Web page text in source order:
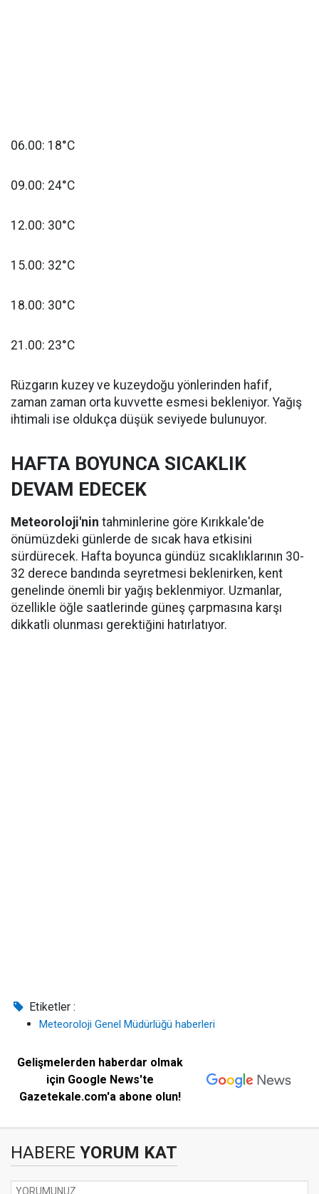
06.00: 18°C
09.00: 24°C
12.00: 30°C
15.00: 32°C
18.00: 30°C
21.00: 23°C
Rüzgarın kuzey ve kuzeydoğu yönlerinden hafif,
zaman zaman orta kuvvette esmesi bekleniyor. Yağış
ihtimali ise oldukça düşük seviyede bulunuyor.
HAFTA BOYUNCA SICAKLIK
DEVAM EDECEK
Meteoroloji'nin tahminlerine göre Kırıkkale'de
önümüzdeki günlerde de sıcak hava etkisini
sürdürecek. Hafta boyunca gündüz sıcaklıklarının 30-
32 derece bandında seyretmesi beklenirken, kent
genelinde önemli bir yağış beklenmiyor. Uzmanlar,
özellikle öğle saatlerinde güneş çarpmasına karşı
dikkatli olunması gerektiğini hatırlatıyor.
Etiketler :
Meteoroloji Genel Müdürlüğü haberleri
Gelişmelerden haberdar olmak
için Google News'te
Gazetekale.com'a abone olun!
HABERE YORUM KAT